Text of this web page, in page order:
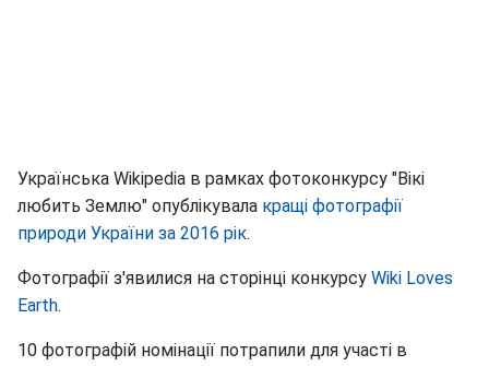
Українська Wikipedia в рамках фотоконкурсу "Вікі
любить Землю" опублікувала кращі фотографії
природи України за 2016 рік.
Фотографії з'явилися на сторінці конкурсу Wiki Loves
Earth.
10 фотографій номінації потрапили для участі в